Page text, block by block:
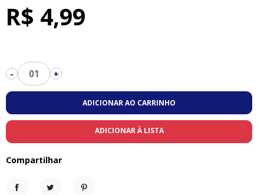
R$ 4,99
- 01 +
ADICIONAR AO CARRINHO
ADICIONAR À LISTA
Compartilhar